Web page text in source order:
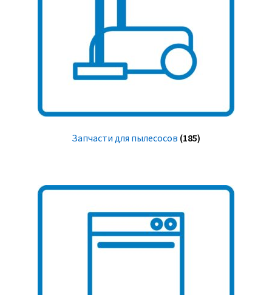
Запчасти для пылесосов (185)